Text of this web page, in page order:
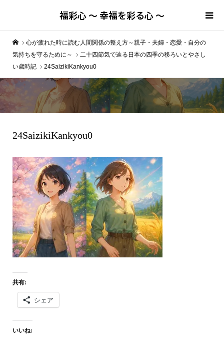
福彩心 ～ 幸福を彩る心 ～
心が疲れた時に読む人間関係の整え方～親子・夫婦・恋愛・自分の
気持ちを守るために～
二十四節気で辿る日本の四季の移ろいとやさし
い歳時記
24SaizikiKankyou0
24SaizikiKankyou0
共有:
シェア
いいね: